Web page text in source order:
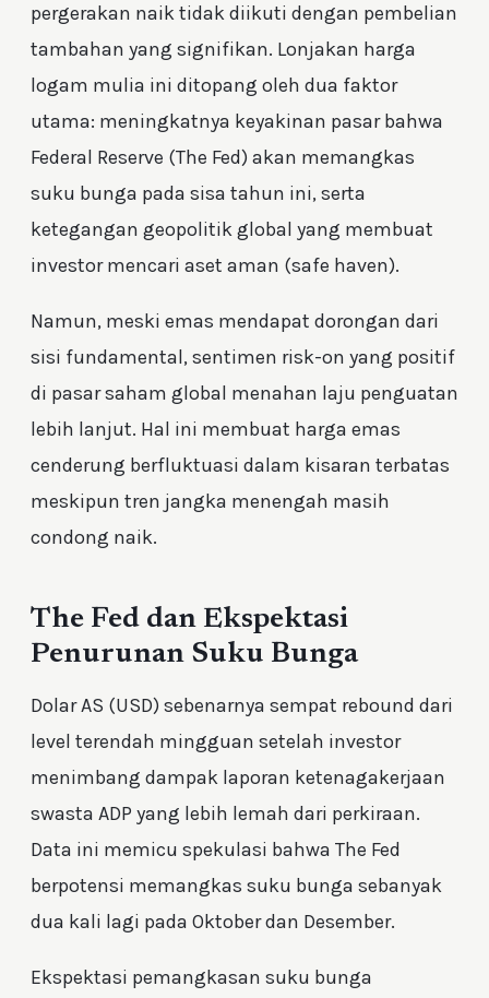
pergerakan naik tidak diikuti dengan pembelian
tambahan yang signifikan. Lonjakan harga
logam mulia ini ditopang oleh dua faktor
utama: meningkatnya keyakinan pasar bahwa
Federal Reserve (The Fed) akan memangkas
suku bunga pada sisa tahun ini, serta
ketegangan geopolitik global yang membuat
investor mencari aset aman (safe haven).
Namun, meski emas mendapat dorongan dari
sisi fundamental, sentimen risk-on yang positif
di pasar saham global menahan laju penguatan
lebih lanjut. Hal ini membuat harga emas
cenderung berfluktuasi dalam kisaran terbatas
meskipun tren jangka menengah masih
condong naik.
The Fed dan Ekspektasi
Penurunan Suku Bunga
Dolar AS (USD) sebenarnya sempat rebound dari
level terendah mingguan setelah investor
menimbang dampak laporan ketenagakerjaan
swasta ADP yang lebih lemah dari perkiraan.
Data ini memicu spekulasi bahwa The Fed
berpotensi memangkas suku bunga sebanyak
dua kali lagi pada Oktober dan Desember.
Ekspektasi pemangkasan suku bunga